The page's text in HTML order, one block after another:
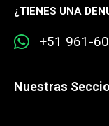
¿TIENES UNA
+51 961-
Nuestras